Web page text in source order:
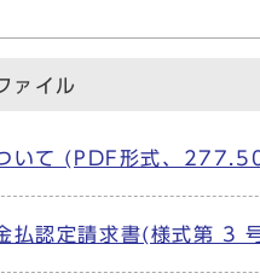
ァイル
いて (PDF形式、
払認定請求書(様式第 3